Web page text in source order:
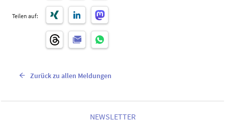
Teilen auf:
Zurück zu allen Meldungen
NEWSLETTER